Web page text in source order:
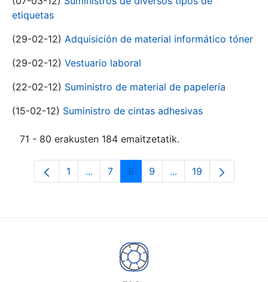
etiquetas
(29-02-12) Adquisición de material informático tóner
(29-02-12) Vestuario laboral
(22-02-12) Suministro de material de papelería
(15-02-12) Suministro de cintas adhesivas
71 - 80 erakusten 184 emaitzetatik.
Orrialdea
1 ...Intermediate Pages Use TAB to
Orrialdea
7 Orrialdea
8 Orrialdea
9 ...Intermediate Pages
Orrialdea
19